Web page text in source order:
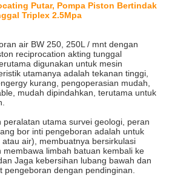
Putar, Pompa Piston Bertindak
Triplex 2.5Mpa
air BW 250, 250L / mnt dengan
reciprocation akting tunggal
digunakan untuk mesin
utamanya adalah tekanan tinggi,
kurang, pengoperasian mudah,
mudah dipindahkan, terutama untuk
utama survei geologi, peran
bor inti pengeboran adalah untuk
air), membuatnya bersirkulasi
limbah batuan kembali ke
Jaga kebersihan lubang bawah dan
pengeboran dengan pendinginan.